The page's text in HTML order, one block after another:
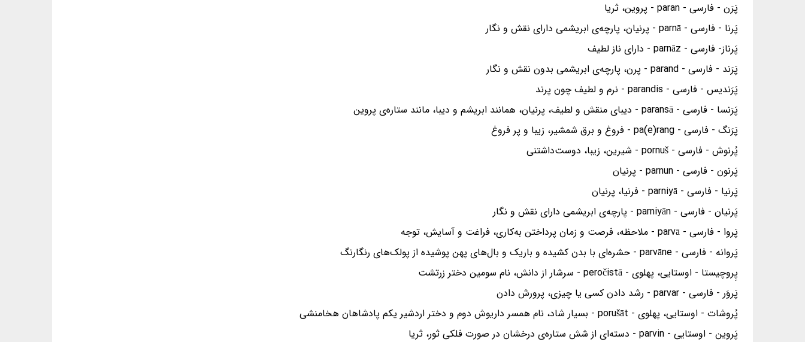
پَرَن - فارسی - paran - پروین، ثریا
پَرنا - فارسی - parnā - پرنیان، پارچه‌ی ابریشمی دارای نقش و نگار
پَرناز- فارسی - parnāz - دارای ناز لطیف
پَرَند - فارسی - parand - پرن، پارچه‌ی ابریشمی بدون نقش و نگار
پَرَندیس - فارسی - parandis - نرم و لطیف چون پرند
پَرَنسا - فارسی - paransā - دیبای منقش و لطیف، پرنیان، همانند ابریشم و دیبا، مانند ستاره‌ی پروین
پَرَنگ - فارسی - pa(e)rang - فروغ و برق شمشیر، زیبا و پر فروغ
پُرنوش - فارسی - pornuš - شیرین، زیبا، دوست‌داشتنی
پَرنون - فارسی - parnun - پرنیان
پَرنیا - فارسی - parniyā - فرنیا، پرنیان
پَرنیان - فارسی - parniyān - پارچه‌ی ابریشمی دارای نقش و نگار
پَروا - فارسی - parvā - ملاحظه، فرصت و زمان پرداختن به‌کاری، فراغت و آسایش، توجه
پَروانه - فارسی - parvāne - حشره‌ای با بدن کشیده و باریک و بال‌های پهن پوشیده از پولک‌های رنگارنگ
پِروچیستا - اوستایی، پهلوی - peročistā - سرشار از دانش، نام سومین دختر زرتشت
پَروَر - فارسی - parvar - رشد دادن کسی یا چیزی، پرورش دادن
پُروشات - اوستایی، پهلوی - porušāt - بسیار شاد، نام همسر داریوش دوم و دختر اردشیر یکم پادشاهان هخامنشی
پَروین - اوستایی - parvin - دسته‌ای از شش ستاره‌ی درخشان در صورت فلکی ثور، ثریا